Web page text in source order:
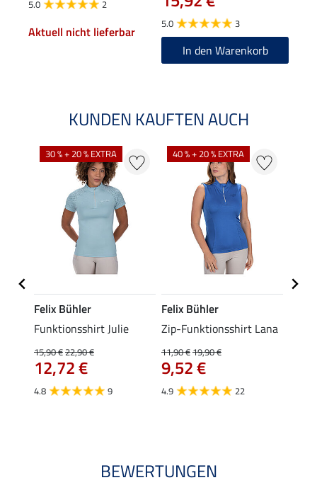
5.0 2
Aktuell nicht lieferbar 5.0 3
In den Warenkorb
KUNDEN KAUFTEN AUCH
30 % + 20 % EXTRA
Felix Bühler
Funktionsshirt Julie
15,90 €22,90 €
12,72 €
4.8 9
40 % + 20 % EXTRA
Felix Bühler
Zip-Funktionsshirt Lana
11,90 €19,90 €
9,52 €
4.9 22
BEWERTUNGEN